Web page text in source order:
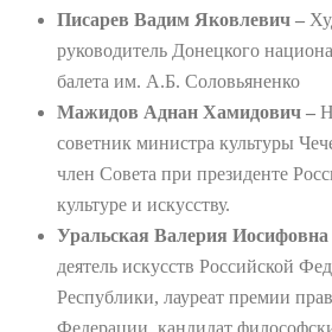
Писарев Вадим Яковлевич –
руководитель Донецкого
балета им. А.Б. Соловьяненко
Мажидов Аднан Хамидович –
советник министра культуры
член Совета при президенте
культуре и искусству.
Уральская Валерия Иосифовна
деятель искусств Российской
Республики, лауреат премии
Федерации, кандидат